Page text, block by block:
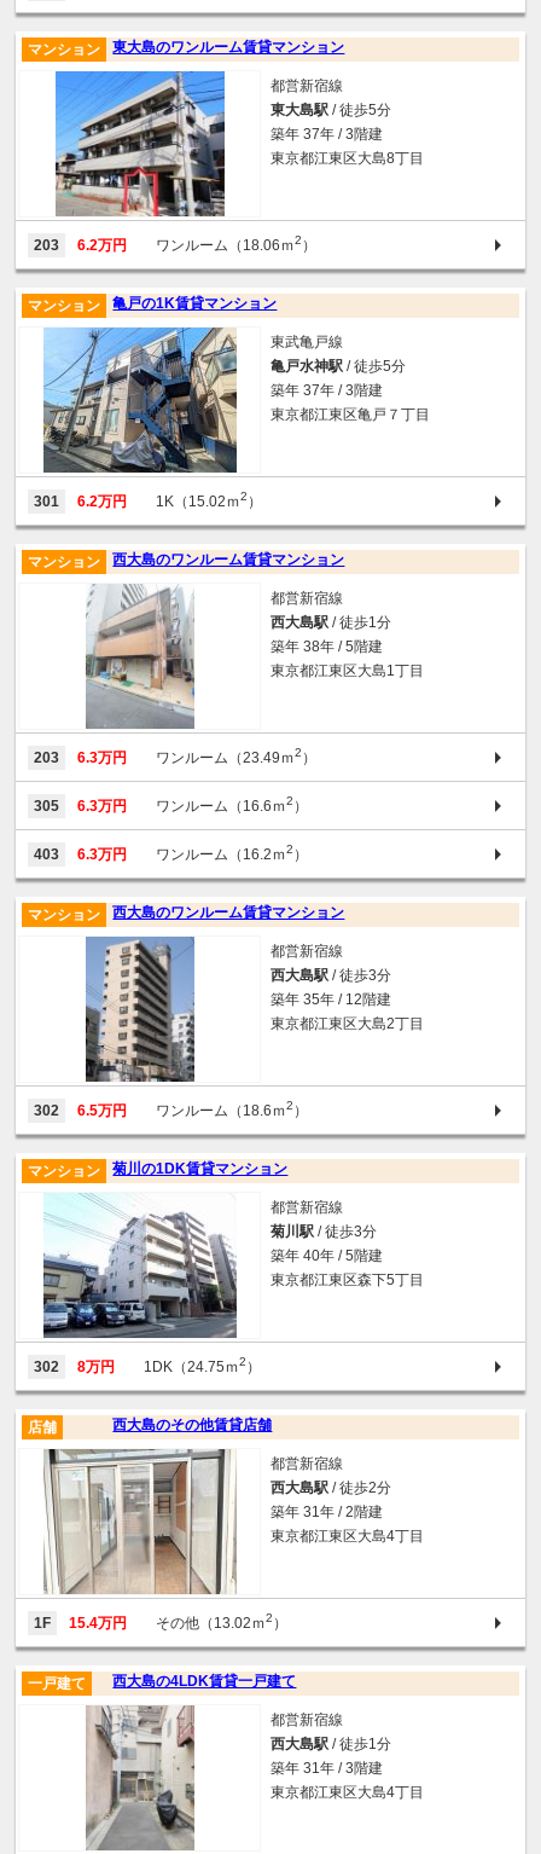
東大島のワンルーム賃貸マンション
マンション
都営新宿線
東大島駅 / 徒歩5分
築年 37年 / 3階建
東京都江東区大島8丁目
203 6.2万円 ワンルーム（18.06ｍ2 ）
亀戸の1K賃貸マンション
マンション
東武亀戸線
亀戸水神駅 / 徒歩5分
築年 37年 / 3階建
東京都江東区亀戸７丁目
301 6.2万円 1K（15.02ｍ2 ）
西大島のワンルーム賃貸マンション
マンション
都営新宿線
西大島駅 / 徒歩1分
築年 38年 / 5階建
東京都江東区大島1丁目
203 6.3万円 ワンルーム（23.49ｍ2 ）
305 6.3万円 ワンルーム（16.6ｍ2 ）
403 6.3万円 ワンルーム（16.2ｍ2 ）
西大島のワンルーム賃貸マンション
マンション
都営新宿線
西大島駅 / 徒歩3分
築年 35年 / 12階建
東京都江東区大島2丁目
302 6.5万円 ワンルーム（18.6ｍ2 ）
菊川の1DK賃貸マンション
マンション
都営新宿線
菊川駅 / 徒歩3分
築年 40年 / 5階建
東京都江東区森下5丁目
302 8万円 1DK（24.75ｍ2 ）
西大島のその他賃貸店舗
店舗
都営新宿線
西大島駅 / 徒歩2分
築年 31年 / 2階建
東京都江東区大島4丁目
1F 15.4万円 その他（13.02ｍ2 ）
西大島の4LDK賃貸一戸建て
一戸建て
都営新宿線
西大島駅 / 徒歩1分
築年 31年 / 3階建
東京都江東区大島4丁目